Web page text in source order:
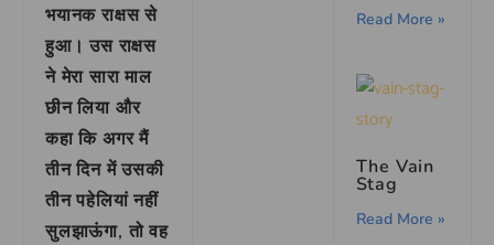
भयानक राक्षस से
हुआ। उस राक्षस
ने मेरा सारा माल
छीन लिया और
कहा कि अगर मैं
तीन दिन में उसकी
तीन पहेलियां नहीं
सुलझाऊंगा, तो वह
Read More »
The Vain
Stag
Read More »